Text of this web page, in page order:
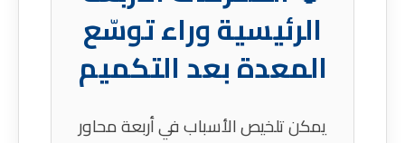
الرئيسية وراء توسّع
المعدة بعد التكميم
يمكن تلخيص الأسباب في أربعة محاور